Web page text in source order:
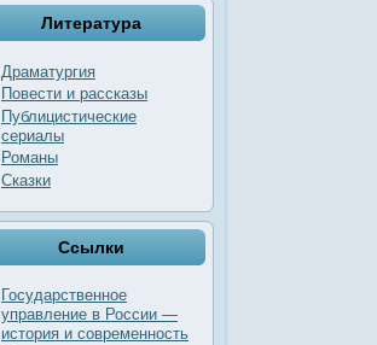
Литература
Драматургия
Повести и рассказы
Публицистические
сериалы
Романы
Сказки
Ссылки
Государственное
управление в России —
история и современность